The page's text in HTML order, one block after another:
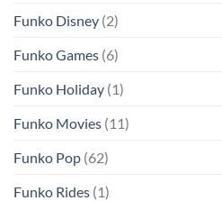
Funko Disney (2)
Funko Games (6)
Funko Holiday (1)
Funko Movies (11)
Funko Pop (62)
Funko Rides (1)